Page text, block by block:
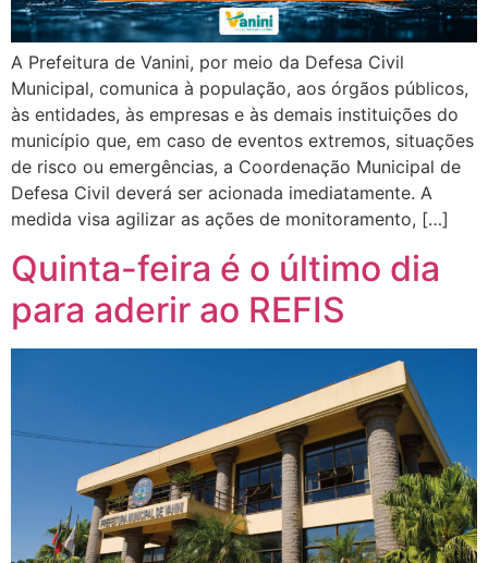
A Prefeitura de Vanini, por meio da Defesa Civil
Municipal, comunica à população, aos órgãos públicos,
às entidades, às empresas e às demais instituições do
município que, em caso de eventos extremos, situações
de risco ou emergências, a Coordenação Municipal de
Defesa Civil deverá ser acionada imediatamente. A
medida visa agilizar as ações de monitoramento, […]
Quinta-feira é o último dia
para aderir ao REFIS